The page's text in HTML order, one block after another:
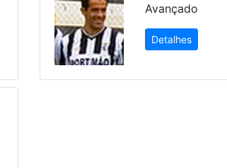
Avançado
Detalhes